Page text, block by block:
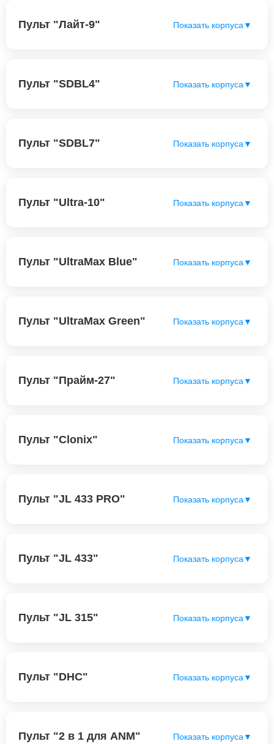
Пульт "Лайт-9" Показать корпуса ▼
Пульт "SDBL4" Показать корпуса ▼
Пульт "SDBL7" Показать корпуса ▼
Пульт "Ultra-10" Показать корпуса ▼
Пульт "UltraMax Blue" Показать корпуса ▼
Пульт "UltraMax Green" Показать корпуса ▼
Пульт "Прайм-27" Показать корпуса ▼
Пульт "Clonix" Показать корпуса ▼
Пульт "JL 433 PRO" Показать корпуса ▼
Пульт "JL 433" Показать корпуса ▼
Пульт "JL 315" Показать корпуса ▼
Пульт "DHC" Показать корпуса ▼
Пульт "2 в 1 для ANM" Показать корпуса ▼